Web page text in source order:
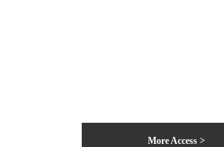
More Access >